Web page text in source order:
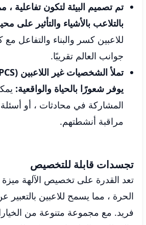
تم تصميم البيئة لتكون تفاعلية ،
بالتلاعب بالأشياء والتأثير على
للاعبين كسر والبناء والتفاعل
جوانب العالم تقريبًا.
يوفر شعورًا بالحياة والواقعية:
المشاركة في محادثات ، أو
مراقبة أنشطتهم.
تجسدات قابلة للتخصيص
تعد القدرة على تخصيص الآلهة ميزة
الحرة ، مما يسمح للاعبين
فريد. مع مجموعة متنوعة من